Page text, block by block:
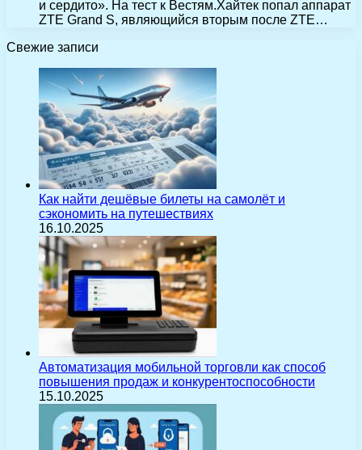
и сердито». На тест к Вестям.Хайтек попал аппарат
ZTE Grand S, являющийся вторым после ZTE…
Свежие записи
Как найти дешёвые билеты на самолёт и
сэкономить на путешествиях
16.10.2025
Автоматизация мобильной торговли как способ
повышения продаж и конкурентоспособности
15.10.2025